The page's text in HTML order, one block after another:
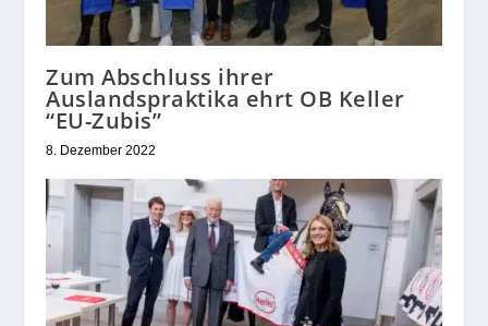
Zum Abschluss ihrer
Auslandspraktika ehrt OB Keller
“EU-Zubis”
8. Dezember 2022